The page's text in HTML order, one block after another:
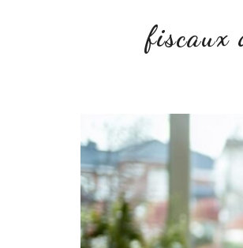
fiscaux